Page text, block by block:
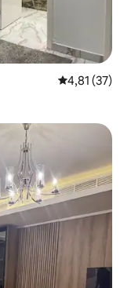
Évaluation
4,81 (37)